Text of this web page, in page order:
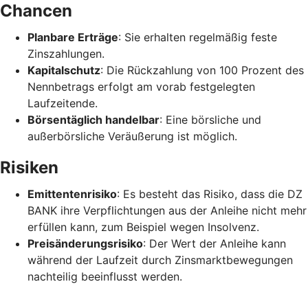
Chancen
Planbare Erträge: Sie erhalten regelmäßig feste
Zinszahlungen.
Kapitalschutz: Die Rückzahlung von 100 Prozent des
Nennbetrags erfolgt am vorab festgelegten
Laufzeitende.
Börsentäglich handelbar: Eine börsliche und
außerbörsliche Veräußerung ist möglich.
Risiken
Emittentenrisiko: Es besteht das Risiko, dass die DZ
BANK ihre Verpflichtungen aus der Anleihe nicht mehr
erfüllen kann, zum Beispiel wegen Insolvenz.
Preisänderungsrisiko: Der Wert der Anleihe kann
während der Laufzeit durch Zinsmarktbewegungen
nachteilig beeinflusst werden.